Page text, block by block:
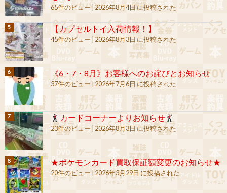
65件のビュー|2026年8月4日 に投稿された
【カプセルトイ入荷情報！】
45件のビュー 2026年8月3日 に投稿された
《6・7・8月》お客様へのお詫びとお知らせ
37件のビュー 2026年7月6日 に投稿された
カードコーナーよりお知らせ
23件のビュー 2026年8月3日 に投稿された
★ポケモンカード買取保証額変更のお知らせ★
20件のビュー 2026年3月29日 に投稿された